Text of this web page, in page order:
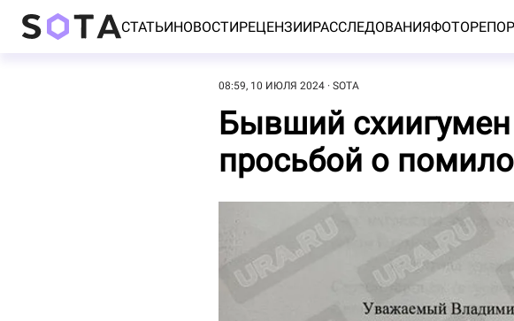
СТАТЬИНОВОСТИРЕЦЕНЗИИРАССЛЕДОВАНИЯ
08:59, 10 ИЮЛЯ 2024 SOTA
Бывший схиигумен
просьбой о